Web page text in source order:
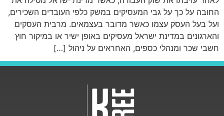
החובה על כך על גבי המעסיקים במשק כלפי העובדים השכירים,
ועל בעל העסק עצמו כאשר מדובר בעצמאים. מרבית העסקים
והארגונים במדינת ישראל מעסיקים באופן ישיר או במיקור חוץ
חשבי שכר ומנהלי כספים, האחראים על ניהול […]